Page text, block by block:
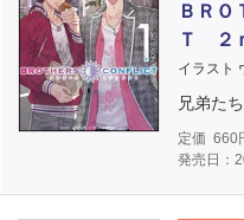
ＢＲ
Ｔ ２
イラスト
兄弟た
定価 660
発売日：